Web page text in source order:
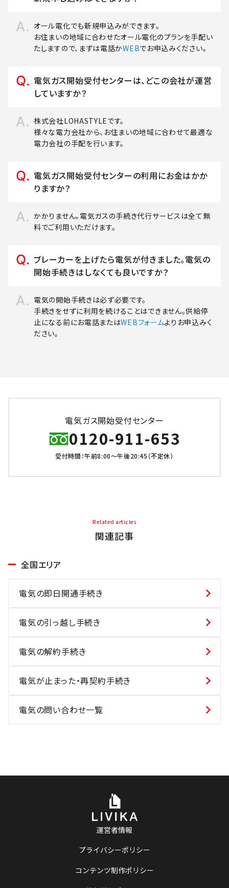
オール電化でも新規申込みができます。
お住まいの地域に合わせたオール電化のプランを手配い
たしますので、まずは電話かWEBでお申込みください。
電気ガス開始受付センターは、どこの会社が運営
していますか？
株式会社LOHASTYLEです。
様々な電力会社から、お住まいの地域に合わせて最適な
電力会社の手配を行います。
電気ガス開始受付センターの利用にお金はかか
りますか？
かかりません。電気ガスの手続き代行サービスは全て無
料でご利用いただけます。
ブレーカーを上げたら電気が付きました。電気の
開始手続きはしなくても良いですか？
電気の開始手続きは必ず必要です。
手続きをせずに利用を続けることはできません。供給停
止になる前にお電話またはWEBフォームよりお申込みく
ださい。
電気ガス開始受付センター
0120-911-653
受付時間：午前8:00～午後20:45（不定休）
Related articles
関連記事
全国エリア
電気の即日開通手続き
電気の引っ越し手続き
電気の解約手続き
電気が止まった・再契約手続き
電気の問い合わせ一覧
運営者情報
プライバシーポリシー
コンテンツ制作ポリシー